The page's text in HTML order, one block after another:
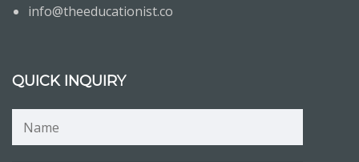
info@theeducationist.co
QUICK INQUIRY